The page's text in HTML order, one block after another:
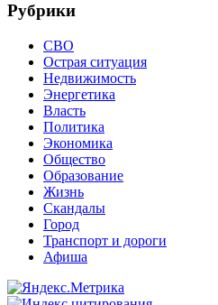
Рубрики
СВО
Острая ситуация
Недвижимость
Энергетика
Власть
Политика
Экономика
Общество
Образование
Жизнь
Скандалы
Город
Транспорт и дороги
Афиша